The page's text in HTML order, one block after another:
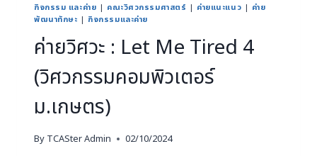
กิจกรรม และค่าย | คณะวิศวกรรมศาสตร์ | ค่ายแนะแนว | ค่าย
พัฒนาทักษะ | กิจกรรมและค่าย
ค่ายวิศวะ : Let Me Tired 4
(วิศวกรรมคอมพิวเตอร์
ม.เกษตร)
By TCASter Admin 02/10/2024